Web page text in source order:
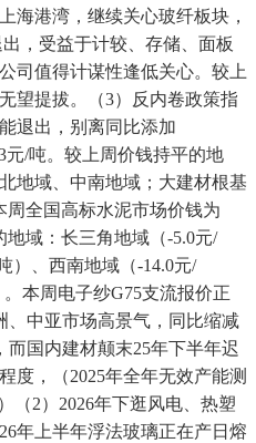
港湾，继续关心玻纤板块，
，受益于计较、存储、面板
司值得计谋性逢低关心。较上
望提拔。（3）反内卷政策指
退出，别离同比添加
元/吨。较上周价钱持平的地
地域、中南地域；大建材根基
全国高标水泥市场价钱为
地域：长三角地域（-5.0元/
）、西南地域（-14.0元/
本周电子纱G75支流报价正
、中亚市场高景气，同比缩减
而国内建材颠末25年下半年迟
度，（2025年全年无效产能测
（2）2026年下逛风电、热塑
年上半年浮法玻璃正在产日熔